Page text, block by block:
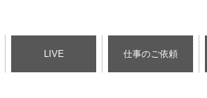
LIVE 仕事のご依頼